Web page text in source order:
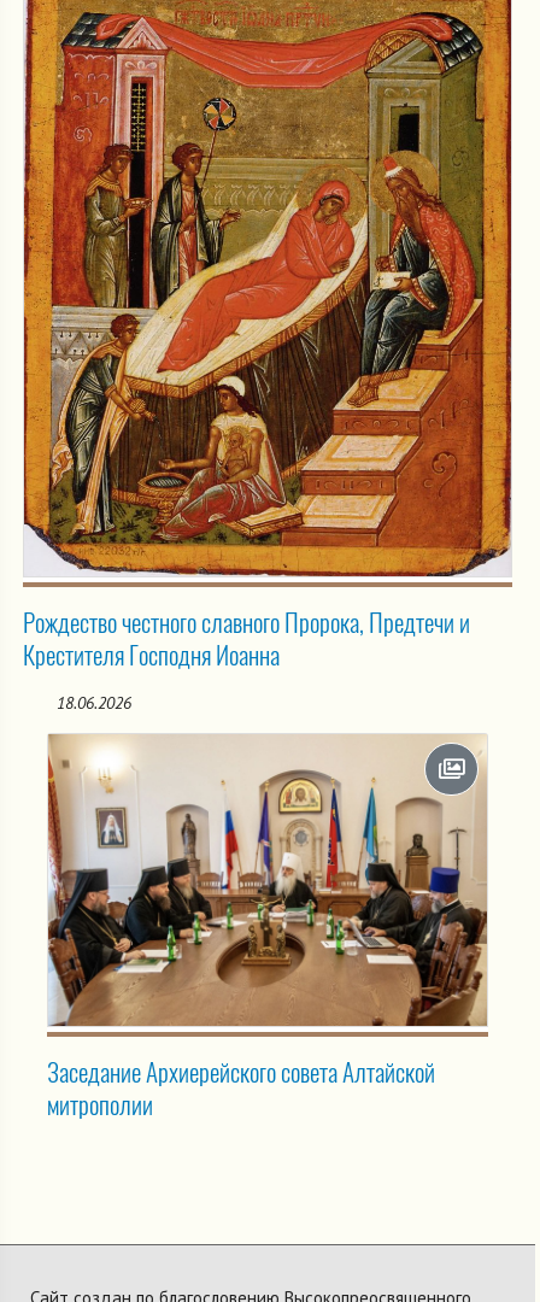
Рождество честного славного Пророка, Предтечи и
Крестителя Господня Иоанна
18.06.2026
Заседание Архиерейского совета Алтайской
митрополии
Сайт создан по благословению Высокопреосвященного